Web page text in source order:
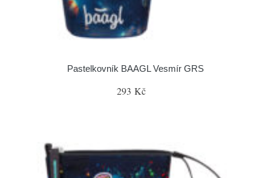
Pastelkovník BAAGL Vesmír GRS
293 Kč